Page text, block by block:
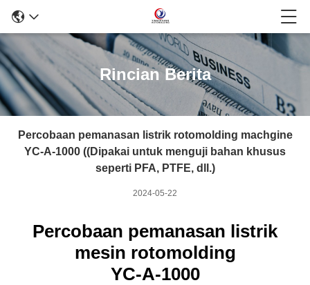
Rincian Berita
Percobaan pemanasan listrik rotomolding machgine
YC-A-1000 ((Dipakai untuk menguji bahan khusus
seperti PFA, PTFE, dll.)
2024-05-22
Percobaan pemanasan listrik
mesin rotomolding
YC-A-1000